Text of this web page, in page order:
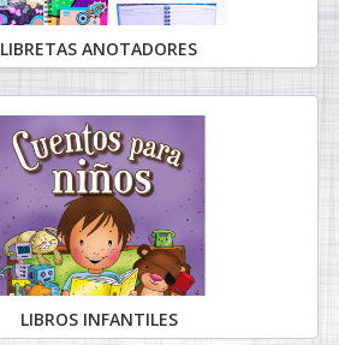
LIBRETAS ANOTADORES
LIBROS INFANTILES